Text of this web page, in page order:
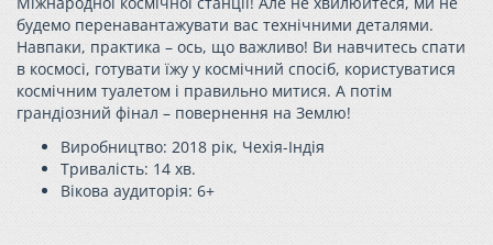
будемо перенавантажувати вас технічними деталями.
Навпаки, практика – ось, що важливо! Ви навчитесь спати
в космосі, готувати їжу у космічний спосіб, користуватися
космічним туалетом і правильно митися. А потім
грандіозний фінал – повернення на Землю!
Виробництво: 2018 рік, Чехія-Індія
Тривалість: 14 хв.
Вікова аудиторія: 6+